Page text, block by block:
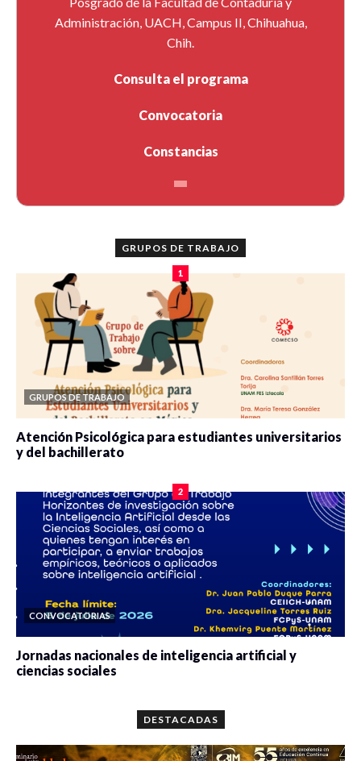
Administración, UACH, Campus II, Chihuahua,
Chih.
Consulta el programa
Convocatoria
Constancias
GRUPOS DE TRABAJO
1
GRUPOS DE TRABAJO
Atención Psicológica para estudiantes universitarios
y del bachillerato
2
CONVOCATORIAS
Jornadas nacionales de inteligencia artificial y
ciencias sociales
DESTACADAS